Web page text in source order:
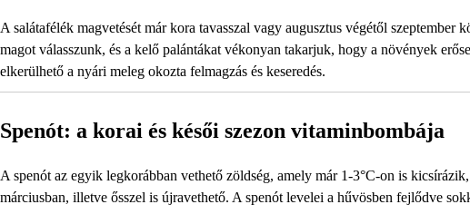
A salátafélék magvetését már kora tavasszal vagy augusztus végétől
magot válasszunk, és a kelő palántákat vékonyan takarjuk, hogy a növények
elkerülhető a nyári meleg okozta felmagzás és keseredés.
Spenót: a korai és késői szezon vitaminbombája
A spenót az egyik legkorábban vethető zöldség, amely már 1-3°C-on is
márciusban, illetve ősszel is újravethető. A spenót levelei a hűvösben fejlődve